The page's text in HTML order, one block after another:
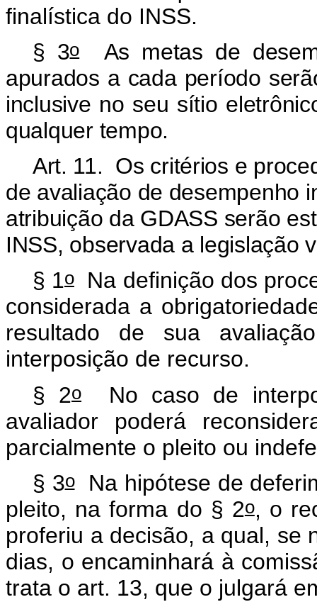
finalística do INSS.
§ 3oAs metas de
apurados a cada período
inclusive no seu sítio
qualquer tempo.
Art. 11. Os critérios e
de avaliação de desempenho
atribuição da GDASS serão
INSS, observada a legislação
§ 1oNa definição dos
considerada a
resultado de sua
interposição de recurso.
§ 2o
No caso de
avaliador poderá
parcialmente o pleito ou
§ 3oNa hipótese de
pleito, na forma do § 2o, o
proferiu a decisão, a qual, se
dias, o encaminhará à
trata o art. 13, que o julgará